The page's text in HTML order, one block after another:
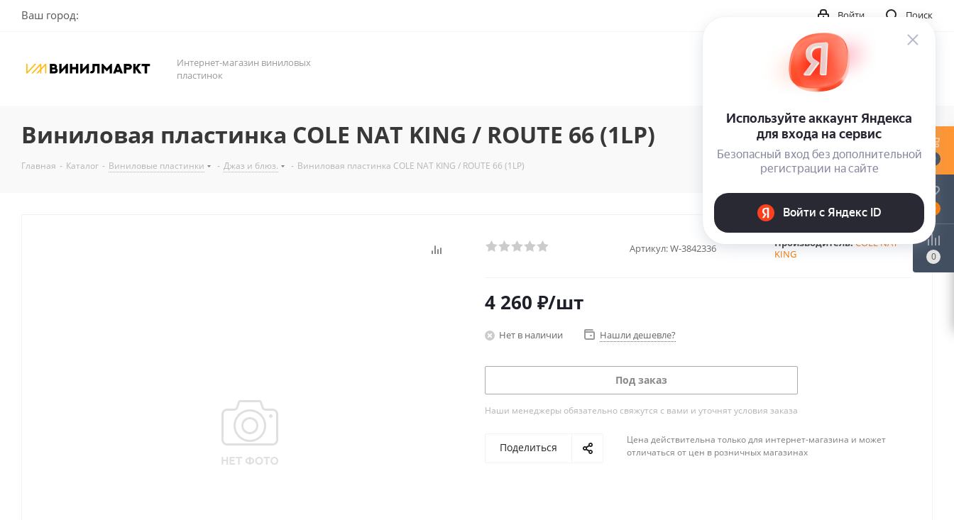
Ваш город: Поиск
Войти
Интернет-магазин виниловых
пластинок
Виниловая пластинка COLE NAT KING / ROUTE 66 (1LP)
Главная - Каталог - Виниловые пластинки - Джаз и блюз. - Виниловая пластинка COLE NAT KING / ROUTE 66 (1LP)
Артикул:W-3842336 Производитель:COLE NAT
KING
4 260 ₽/шт
Нет в наличии Нашли дешевле?
Под заказ
Наши менеджеры обязательно свяжутся с вами и уточнят условия заказа
Поделиться
Цена действительна только для интернет-магазина и может
отличаться от цен в розничных магазинах
0
0
0